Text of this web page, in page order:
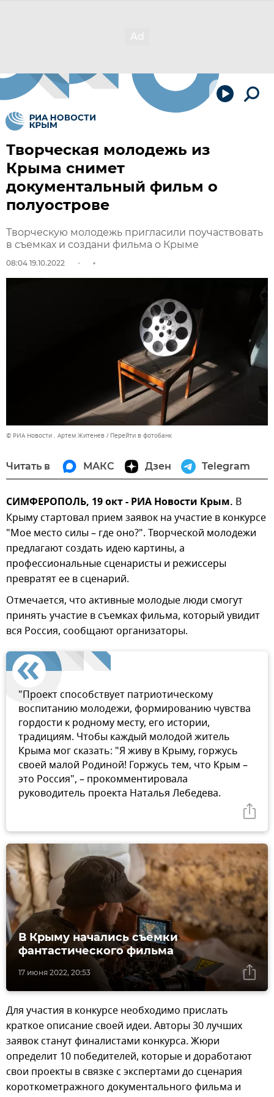
Творческая молодежь из
Крыма снимет
документальный фильм о
полуострове
Творческую молодежь пригласили поучаствовать
в съемках и создани фильма о Крыме
08:04 19.10.2022
© РИА Новости . Артем Житенев Перейти в фотобанк
Читать в МАКС Дзен Telegram
СИМФЕРОПОЛЬ, 19 окт - РИА Новости Крым. В
Крыму стартовал прием заявок на участие в конкурсе
"Мое место силы – где оно?". Творческой молодежи
предлагают создать идею картины, а
профессиональные сценаристы и режиссеры
превратят ее в сценарий.
Отмечается, что активные молодые люди смогут
принять участие в съемках фильма, который увидит
вся Россия, сообщают организаторы.
"Проект способствует патриотическому
воспитанию молодежи, формированию чувства
гордости к родному месту, его истории,
традициям. Чтобы каждый молодой житель
Крыма мог сказать: "Я живу в Крыму, горжусь
своей малой Родиной! Горжусь тем, что Крым –
это Россия", – прокомментировала
руководитель проекта Наталья Лебедева.
17 июня 2022, 20:53
В Крыму начались съемки
фантастического фильма
Для участия в конкурсе необходимо прислать
краткое описание своей идеи. Авторы 30 лучших
заявок станут финалистами конкурса. Жюри
определит 10 победителей, которые и доработают
свои проекты в связке с экспертами до сценария
короткометражного документального фильма и